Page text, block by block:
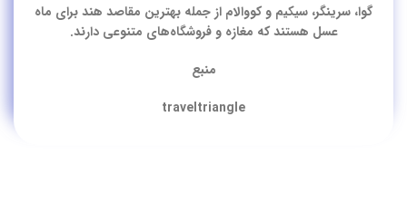
گوا، سرینگر، سیکیم و کووالام از جمله بهترین مقاصد هند برای ماه
عسل هستند که مغازه و فروشگاه‌های متنوعی دارند.
منبع
traveltriangle